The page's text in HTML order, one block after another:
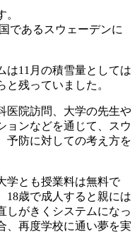
であるスウェーデンに
は11月の積雪量としては
と残っていました。
医院訪問、大学の先生や
ョンなどを通じて、スウ
予防に対しての考え方を
学とも授業料は無料で
18歳で成人すると親には
しがきくシステムになっ
、再度学校に通い夢を実